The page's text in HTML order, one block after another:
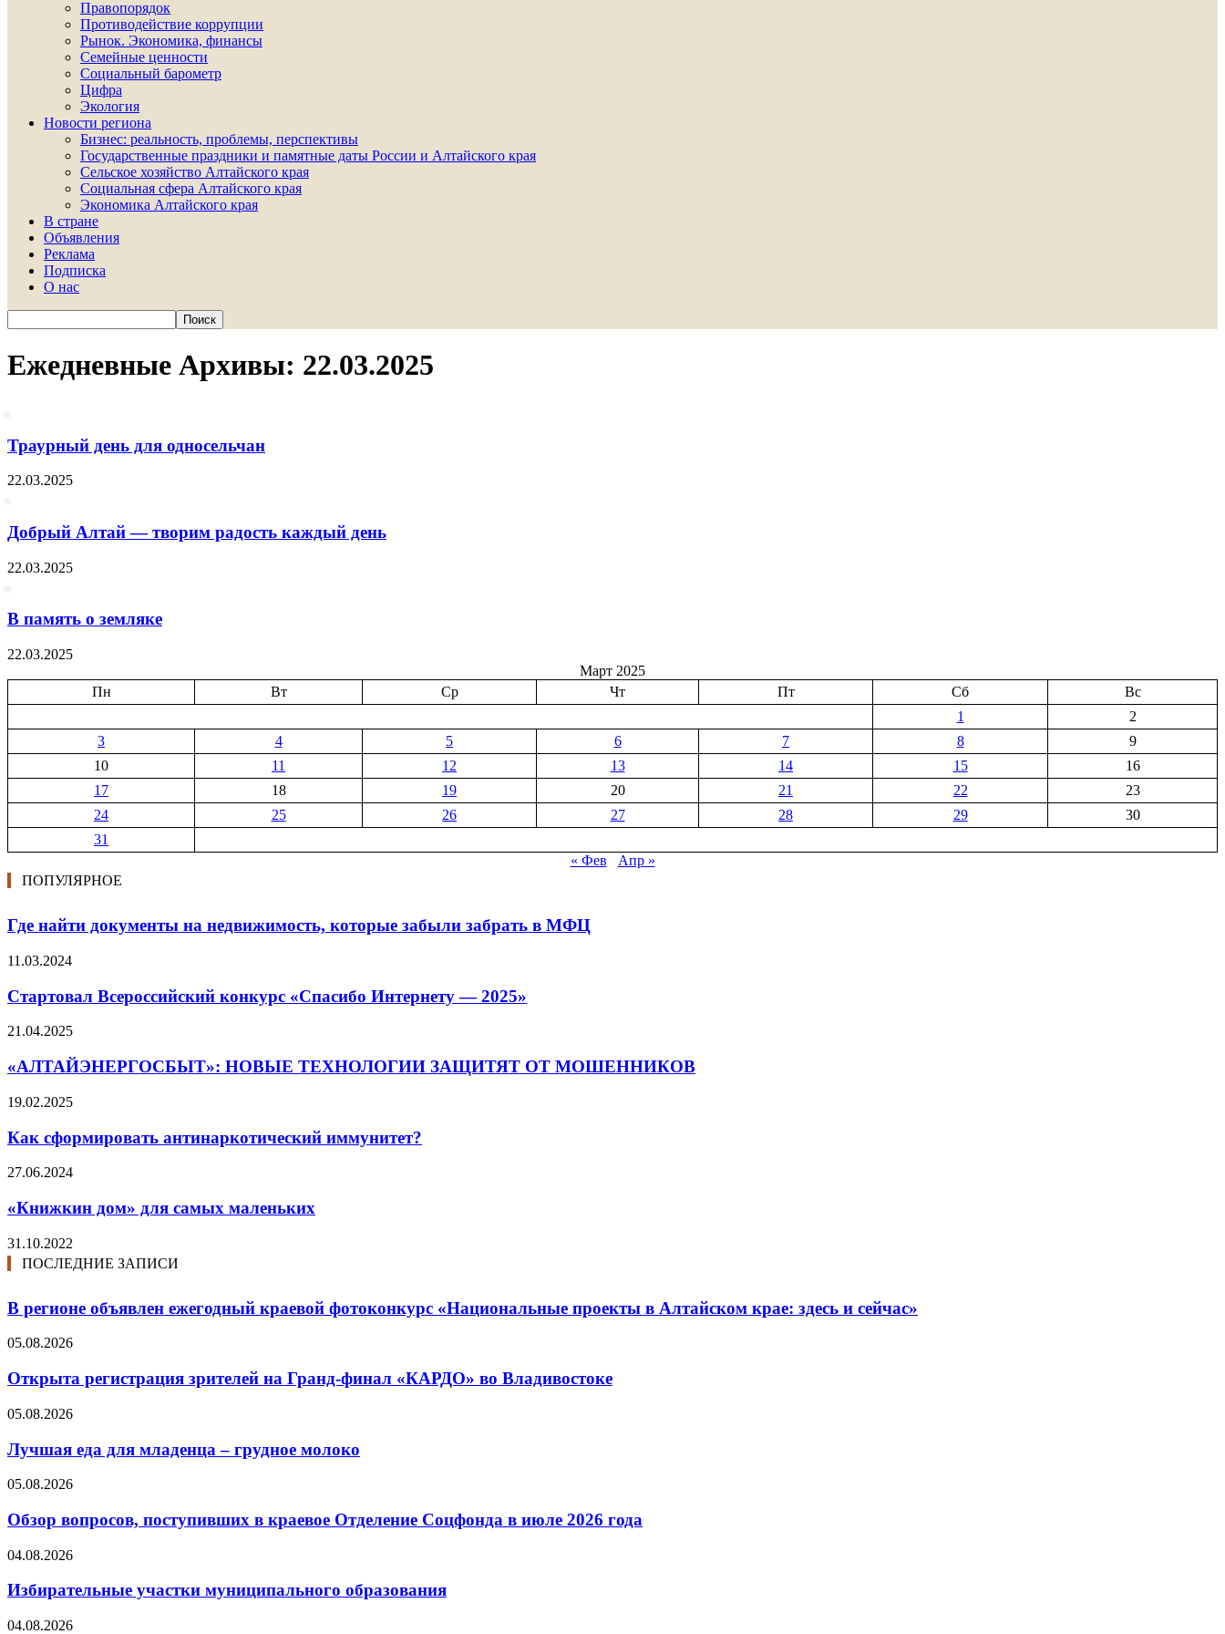
Правопорядок
Противодействие коррупции
Рынок. Экономика, финансы
Семейные ценности
Социальный барометр
Цифра
Экология
Новости региона
Бизнес: реальность, проблемы, перспективы
Государственные праздники и памятные даты России и Алтайского края
Сельское хозяйство Алтайского края
Социальная сфера Алтайского края
Экономика Алтайского края
В стране
Объявления
Реклама
Подписка
О нас
Ежедневные Архивы: 22.03.2025
Траурный день для односельчан
22.03.2025
Добрый Алтай — творим радость каждый день
22.03.2025
В память о земляке
22.03.2025
Март 2025
Пн
Вт Ср Чт Пт Сб
Вс
1
2
3
4 5 6 7 8
9
10
11 12 13 14 15
16
17
18 19 20 21 22
23
24
25 26 27 28 29
30
31
« Фев
Апр »
ПОПУЛЯРНОЕ
Где найти документы на недвижимость, которые забыли забрать в МФЦ
11.03.2024
Стартовал Всероссийский конкурс «Спасибо Интернету — 2025»
21.04.2025
«АЛТАЙЭНЕРГОСБЫТ»: НОВЫЕ ТЕХНОЛОГИИ ЗАЩИТЯТ ОТ МОШЕННИКОВ
19.02.2025
Как сформировать антинаркотический иммунитет?
27.06.2024
«Книжкин дом» для самых маленьких
31.10.2022
ПОСЛЕДНИЕ ЗАПИСИ
В регионе объявлен ежегодный краевой фотоконкурс «Национальные проекты в Алтайском крае: здесь и сейчас»
05.08.2026
Открыта регистрация зрителей на Гранд-финал «КАРДО» во Владивостоке
05.08.2026
Лучшая еда для младенца – грудное молоко
05.08.2026
Обзор вопросов, поступивших в краевое Отделение Соцфонда в июле 2026 года
04.08.2026
Избирательные участки муниципального образования
04.08.2026